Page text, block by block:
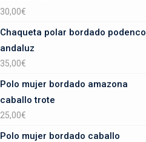
30,00€
Chaqueta polar bordado podenco
andaluz
35,00€
Polo mujer bordado amazona
caballo trote
25,00€
Polo mujer bordado caballo